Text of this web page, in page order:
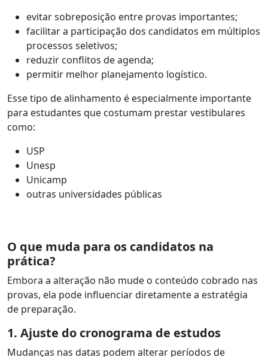
evitar sobreposição entre provas importantes;
facilitar a participação dos candidatos em múltiplos
processos seletivos;
reduzir conflitos de agenda;
permitir melhor planejamento logístico.
Esse tipo de alinhamento é especialmente importante
para estudantes que costumam prestar vestibulares
como:
USP
Unesp
Unicamp
outras universidades públicas
O que muda para os candidatos na
prática?
Embora a alteração não mude o conteúdo cobrado nas
provas, ela pode influenciar diretamente a estratégia
de preparação.
1. Ajuste do cronograma de estudos
Mudanças nas datas podem alterar períodos de